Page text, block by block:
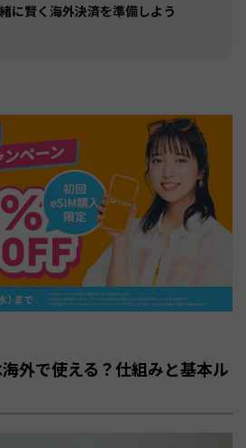
に賢く海外決済を準備しよう
外で使える？仕組みと基本ル